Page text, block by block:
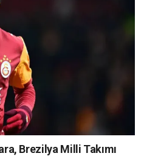
Brezilya Milli Takımı